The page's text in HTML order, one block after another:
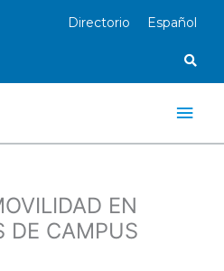
Directorio Español
EN
DE CAMPUS